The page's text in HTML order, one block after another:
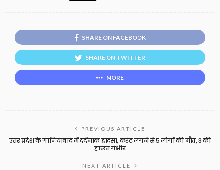
SHARE ON FACEBOOK
SHARE ON TWITTER
MORE
PREVIOUS ARTICLE
उत्तर प्रदेश के गाजियाबाद में दर्दनाक हादसा, करंट लगने से 5 लोगों की मौत, 3 की
हालत गंभीर
NEXT ARTICLE